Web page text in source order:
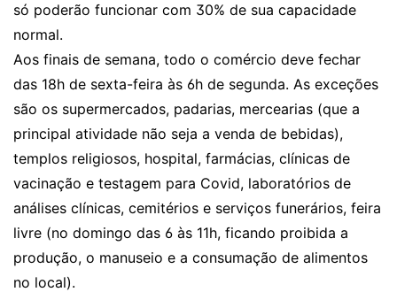
só poderão funcionar com 30% de sua capacidade
normal.
Aos finais de semana, todo o comércio deve fechar
das 18h de sexta-feira às 6h de segunda. As exceções
são os supermercados, padarias, mercearias (que a
principal atividade não seja a venda de bebidas),
templos religiosos, hospital, farmácias, clínicas de
vacinação e testagem para Covid, laboratórios de
análises clínicas, cemitérios e serviços funerários, feira
livre (no domingo das 6 às 11h, ficando proibida a
produção, o manuseio e a consumação de alimentos
no local).